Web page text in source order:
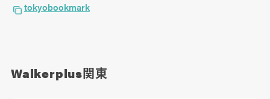
tokyobookmark
Walkerplus関東